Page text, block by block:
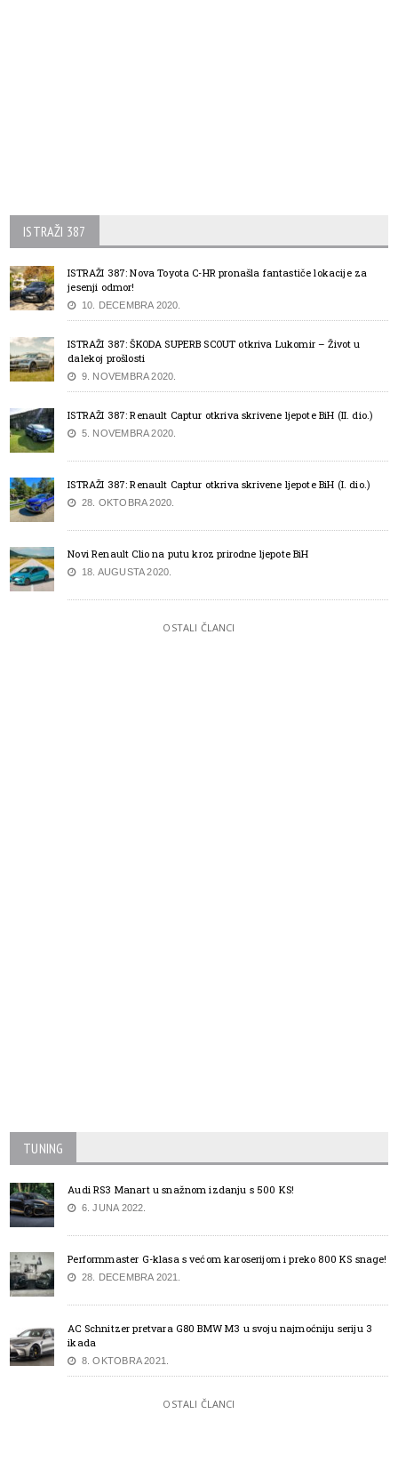
ISTRAŽI 387
ISTRAŽI 387: Nova Toyota C-HR pronašla fantastiče lokacije za
jesenji odmor!
10. DECEMBRA 2020.
ISTRAŽI 387: ŠKODA SUPERB SCOUT otkriva Lukomir – Život u
dalekoj prošlosti
9. NOVEMBRA 2020.
ISTRAŽI 387: Renault Captur otkriva skrivene ljepote BiH (II. dio.)
5. NOVEMBRA 2020.
ISTRAŽI 387: Renault Captur otkriva skrivene ljepote BiH (I. dio.)
28. OKTOBRA 2020.
Novi Renault Clio na putu kroz prirodne ljepote BiH
18. AUGUSTA 2020.
OSTALI ČLANCI
TUNING
Audi RS3 Manart u snažnom izdanju s 500 KS!
6. JUNA 2022.
Performmaster G-klasa s većom karoserijom i preko 800 KS snage!
28. DECEMBRA 2021.
AC Schnitzer pretvara G80 BMW M3 u svoju najmoćniju seriju 3
ikada
8. OKTOBRA 2021.
OSTALI ČLANCI